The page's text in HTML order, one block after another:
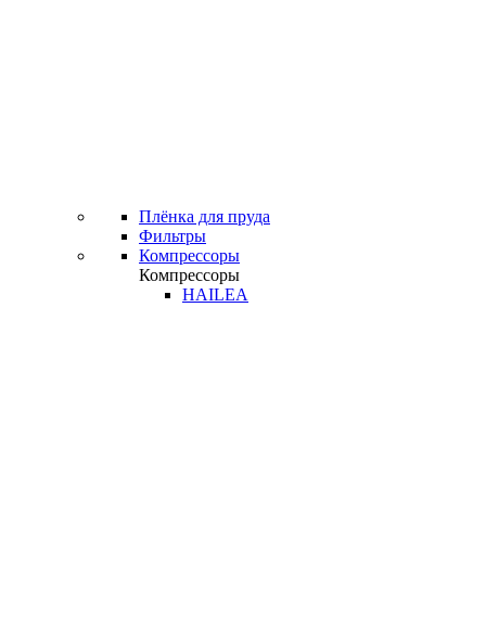
Плёнка для пруда
Фильтры
Компрессоры
Компрессоры
HAILEA